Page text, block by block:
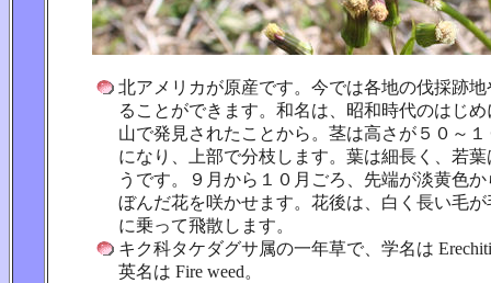
北アメリカが原産です。今では各地の伐採跡
ることができます。和名は、昭和時代のはじ
山で発見されたことから。茎は高さが５０～
になり、上部で分枝します。葉は細長く、若
うです。９月から１０月ごろ、先端が淡黄色
ぼんだ花を咲かせます。花後は、白く長い毛
に乗って飛散します。
キク科タケダグサ属の一年草で、学名は
英名は Fire weed。